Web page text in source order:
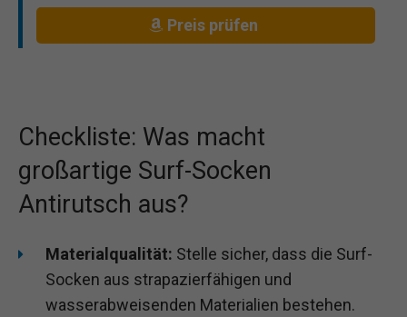
Preis prüfen
Checkliste: Was macht
großartige Surf-Socken
Antirutsch aus?
Materialqualität: Stelle sicher, dass die Surf-
Socken aus strapazierfähigen und
wasserabweisenden Materialien bestehen.